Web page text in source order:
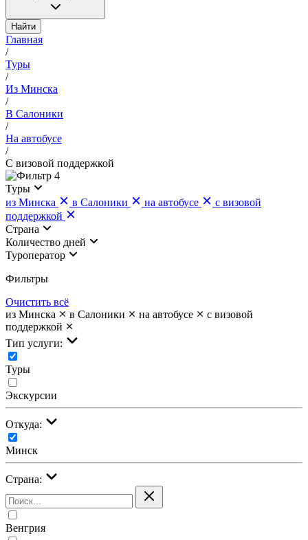
Найти
Главная
/
Туры
/
Из Минска
/
В Салоники
/
На автобусе
/
С визовой поддержкой
4
Туры
из Минска
в Салоники на автобусе
с визовой
поддержкой
Страна
Количество дней
Туроператор
Фильтры
Очистить всё
из Минска
в Салоники на автобусе
с визовой
поддержкой
Тип услуги:
Туры
Экскурсии
Откуда:
Минск
Страна:
Венгрия